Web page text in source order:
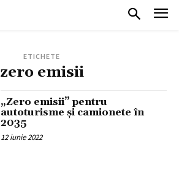
ETICHETE
zero emisii
„Zero emisii” pentru
autoturisme și camionete în
2035
12 iunie 2022